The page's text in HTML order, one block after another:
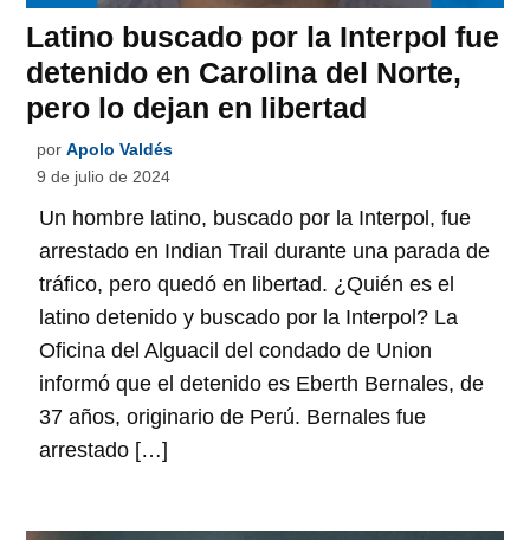
Latino buscado por la Interpol fue
detenido en Carolina del Norte,
pero lo dejan en libertad
por Apolo Valdés
9 de julio de 2024
Un hombre latino, buscado por la Interpol, fue
arrestado en Indian Trail durante una parada de
tráfico, pero quedó en libertad. ¿Quién es el
latino detenido y buscado por la Interpol? La
Oficina del Alguacil del condado de Union
informó que el detenido es Eberth Bernales, de
37 años, originario de Perú. Bernales fue
arrestado […]